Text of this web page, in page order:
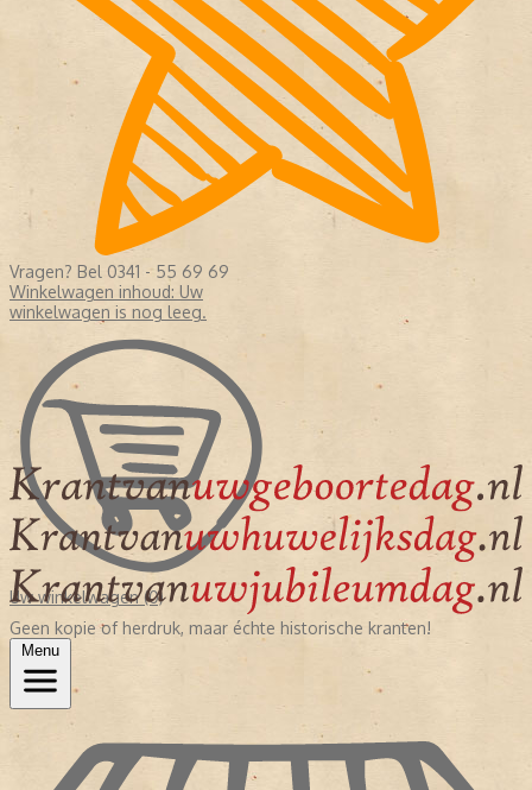
Vragen? Bel 0341 - 55 69 69
Winkelwagen inhoud: Uw
winkelwagen is nog leeg.
Uw winkelwagen (0)
Geen kopie of herdruk, maar échte historische kranten!
Menu